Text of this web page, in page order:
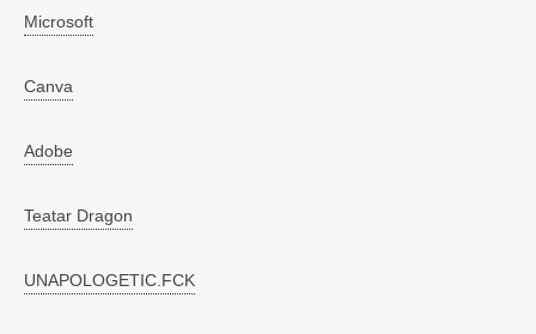
Microsoft
Canva
Adobe
Teatar Dragon
UNAPOLOGETIC.FCK